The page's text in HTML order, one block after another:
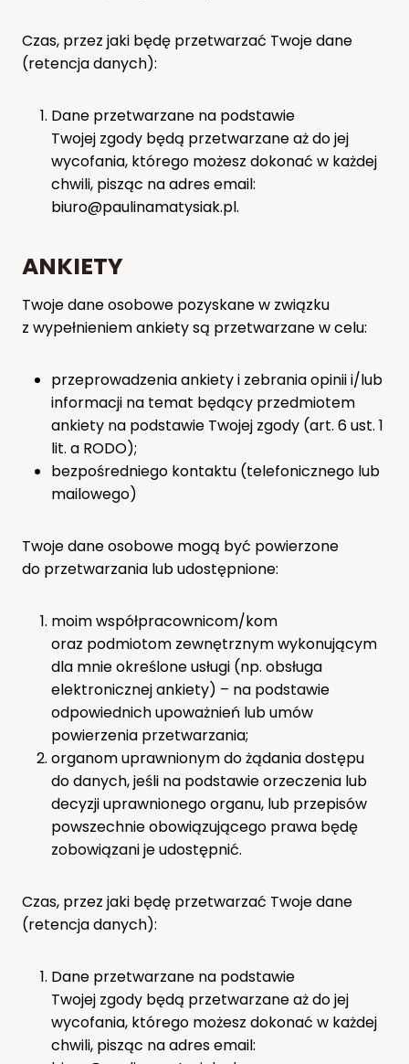
Czas, przez jaki będę przetwarzać Twoje dane
(retencja danych):
Dane przetwarzane na podstawie
Twojej zgody będą przetwarzane aż do jej
wycofania, którego możesz dokonać w każdej
chwili, pisząc na adres email:
biuro@paulinamatysiak.pl.
ANKIETY
Twoje dane osobowe pozyskane w związku
z wypełnieniem ankiety są przetwarzane w celu:
przeprowadzenia ankiety i zebrania opinii i/lub
informacji na temat będący przedmiotem
ankiety na podstawie Twojej zgody (art. 6 ust. 1
lit. a RODO);
bezpośredniego kontaktu (telefonicznego lub
mailowego)
Twoje dane osobowe mogą być powierzone
do przetwarzania lub udostępnione:
moim współpracownicom/kom
oraz podmiotom zewnętrznym wykonującym
dla mnie określone usługi (np. obsługa
elektronicznej ankiety) – na podstawie
odpowiednich upoważnień lub umów
powierzenia przetwarzania;
organom uprawnionym do żądania dostępu
do danych, jeśli na podstawie orzeczenia lub
decyzji uprawnionego organu, lub przepisów
powszechnie obowiązującego prawa będę
zobowiązani je udostępnić.
Czas, przez jaki będę przetwarzać Twoje dane
(retencja danych):
Dane przetwarzane na podstawie
Twojej zgody będą przetwarzane aż do jej
wycofania, którego możesz dokonać w każdej
chwili, pisząc na adres email: